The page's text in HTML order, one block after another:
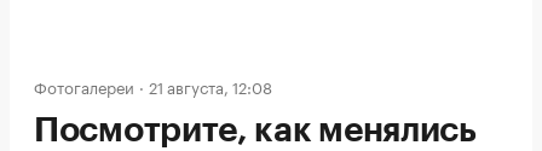
Фотогалереи 21 августа, 12:08
Посмотрите, как менялись